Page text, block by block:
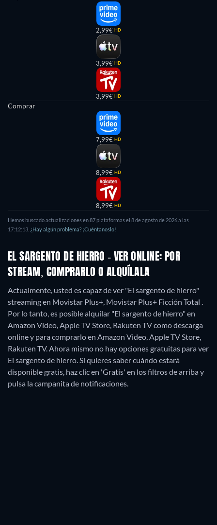
2,99€ HD
3,99€ HD
3,99€ HD
Comprar
7,99€ HD
8,99€ HD
8,99€ HD
Hemos buscado actualizaciones en87plataformas el 8 de agosto de 2026a las
17:12:13 ¿Hay algún problema? ¡Cuéntanoslo!
EL SARGENTO DE HIERRO - VER ONLINE: POR
STREAM, COMPRARLO O ALQUÍLALA
Actualmente, usted es capaz de ver "El sargento de hierro"
streaming en Movistar Plus+, Movistar Plus+ Ficción Total .
Por lo tanto, es posible alquilar "El sargento de hierro" en
Amazon Video, Apple TV Store, Rakuten TV como descarga
online y para comprarlo en Amazon Video, Apple TV Store,
Rakuten TV.Ahora mismo no hay opciones gratuitas para ver
El sargento de hierro. Si quieres saber cuándo estará
disponible gratis, haz clic en 'Gratis' en los filtros de arriba y
pulsa la campanita de notificaciones.